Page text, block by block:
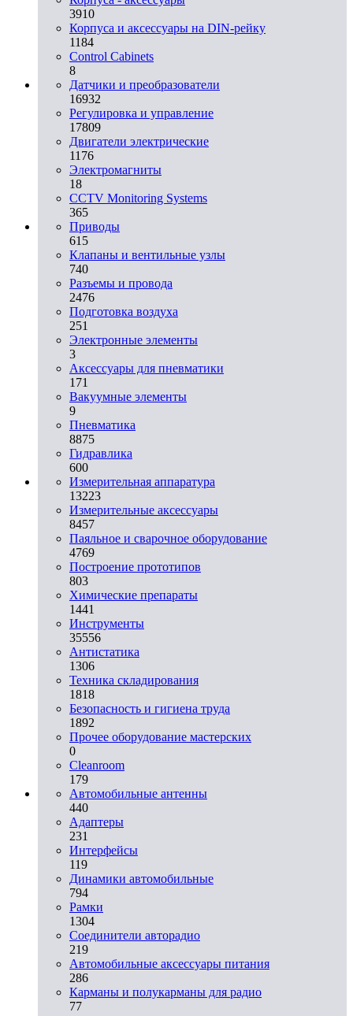
3910
Корпуса и аксессуары на DIN-рейку
1184
Control Cabinets
8
Датчики и преобразователи
16932
Регулировка и управление
17809
Двигатели электрические
1176
Электромагниты
18
CCTV Monitoring Systems
365
Приводы
615
Клапаны и вентильные узлы
740
Разъемы и провода
2476
Подготовка воздуха
251
Электронные элементы
3
Аксессуары для пневматики
171
Вакуумные элементы
9
Пневматика
8875
Гидравлика
600
Измерительная аппаратура
13223
Измерительные аксессуары
8457
Паяльное и сварочное оборудование
4769
Построение прототипов
803
Химические препараты
1441
Инструменты
35556
Aнтистатика
1306
Техника складирования
1818
Безопасность и гигиена труда
1892
Прочее оборудование мастерских
0
Cleanroom
179
Автомобильные антенны
440
Адаптеры
231
Интерфейсы
119
Динамики автомобильные
794
Рамки
1304
Соединители авторадио
219
Автомобильные аксессуары питания
286
Карманы и полукарманы для радио
77